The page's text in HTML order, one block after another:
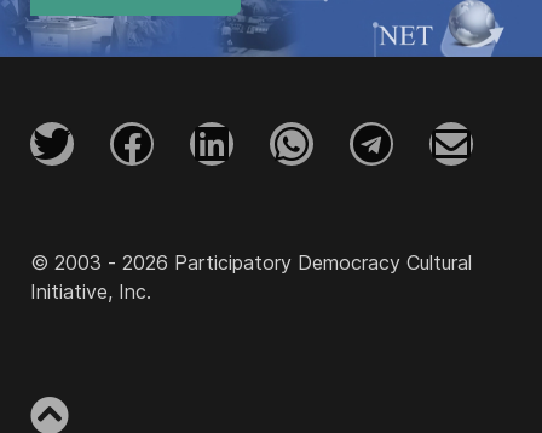
© 2003 - 2026 Participatory Democracy Cultural
Initiative, Inc.